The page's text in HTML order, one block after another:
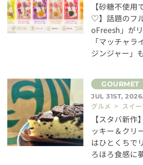
【砂糖不使用
♡】話題のフ
oFreesh」が
「マッチャ
ジンジャー」
JUL 31ST,
グルメ > スイー
【スタバ新作
ッキー＆クリ
はひとくちで
ろほろ食感に